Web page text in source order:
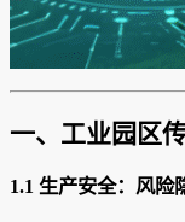
一、工业园区
1.1 生产安全：风险